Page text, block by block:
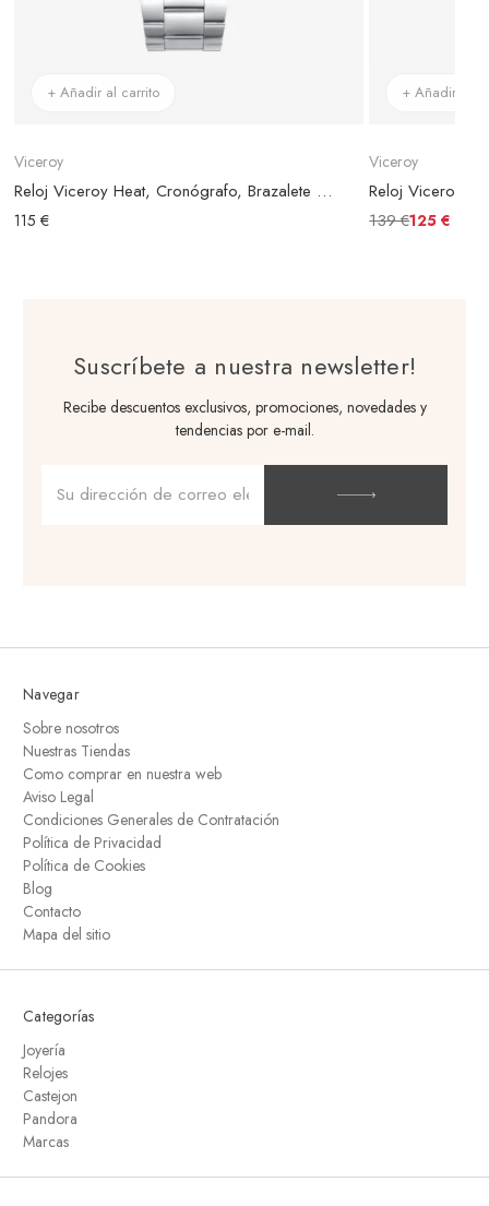
+ Añadir al carrito
Viceroy
Reloj Viceroy Heat, Cronógrafo, Brazalete Acero Plateado, Esfera Azul
115 €
+ Añadir al
Viceroy
139 €125 €
Suscríbete a nuestra newsletter!
Recibe descuentos exclusivos, promociones, novedades y
tendencias por e-mail.
de
correo
Navegar
Sobre nosotros
Nuestras Tiendas
Como comprar en nuestra web
Aviso Legal
Condiciones Generales de Contratación
Política de Privacidad
Política de Cookies
Blog
Contacto
Mapa del sitio
Categorías
Joyería
Relojes
Castejon
Pandora
Marcas